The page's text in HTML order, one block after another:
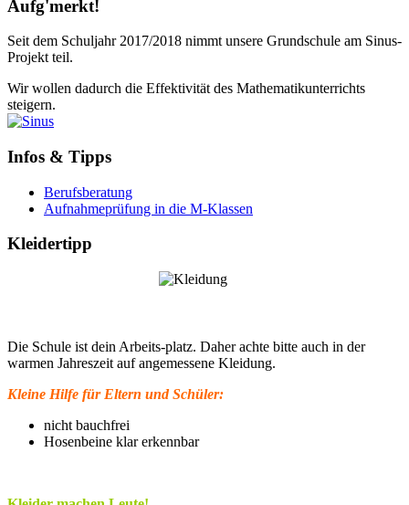
Aufg'merkt!
Seit dem Schuljahr 2017/2018 nimmt unsere Grundschule am Sinus-
Projekt teil.
Wir wollen dadurch die Effektivität des Mathematikunterrichts
steigern.
Infos & Tipps
Berufsberatung
Aufnahmeprüfung in die M-Klassen
Kleidertipp
Die Schule ist dein Arbeits-platz. Daher achte bitte auch in der
warmen Jahreszeit auf angemessene Kleidung.
Kleine Hilfe für Eltern und Schüler:
nicht bauchfrei
Hosenbeine klar erkennbar